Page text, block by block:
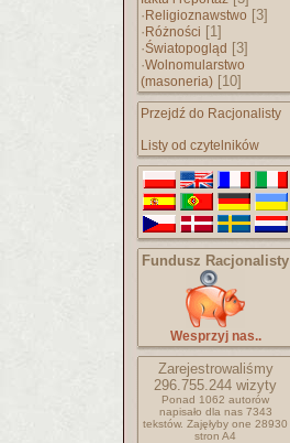
· Religioznawstwo [3]
· Różności [1]
·Światopogląd [3]
·Wolnomularstwo
(masoneria) [10]
Przejdź do Racjonalisty
Listy od czytelników
Fundusz Racjonalisty
Wesprzyj nas..
Zarejestrowaliśmy
296.755.244 wizyty
Ponad 1062 autorów
napisało dla nas 7343
tekstów. Zajęłyby one 28930
stron A4